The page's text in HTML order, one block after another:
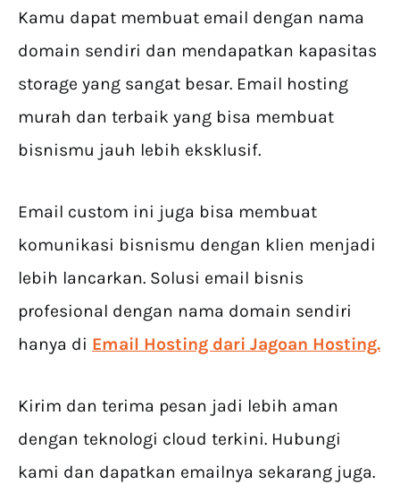
Kamu dapat membuat email dengan nama
domain sendiri dan mendapatkan kapasitas
storage yang sangat besar. Email hosting
murah dan terbaik yang bisa membuat
bisnismu jauh lebih eksklusif.
Email custom ini juga bisa membuat
komunikasi bisnismu dengan klien menjadi
lebih lancarkan. Solusi email bisnis
profesional dengan nama domain sendiri
hanya di Email Hosting dari Jagoan Hosting.
Kirim dan terima pesan jadi lebih aman
dengan teknologi cloud terkini. Hubungi
kami dan dapatkan emailnya sekarang juga.